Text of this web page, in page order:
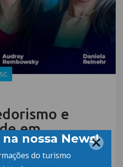
e
em
Dia
da Mulher